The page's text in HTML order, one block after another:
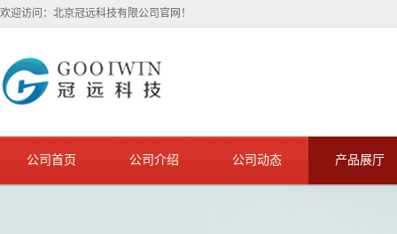
欢迎访问：北京冠远科技有限公司官网！
公司首页 公司介绍 公司动态 产品展厅